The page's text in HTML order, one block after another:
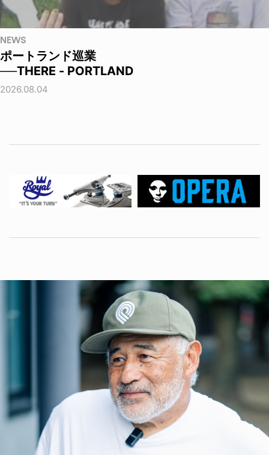
NEWS
ポートランド巡業
──THERE - PORTLAND
2026.08.04